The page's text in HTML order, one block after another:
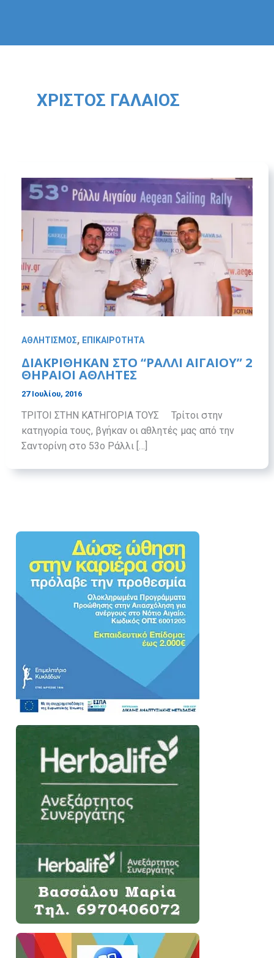
ΧΡΊΣΤΟΣ ΓΑΛΑΊΟΣ
ΑΘΛΗΤΙΣΜΟΣ, ΕΠΙΚΑΙΡΟΤΗΤΑ
ΔΙΑΚΡΙΘΗΚΑΝ ΣΤΟ “ΡΑΛΛΙ ΑΙΓΑΙΟΥ” 2
ΘΗΡΑΙΟΙ ΑΘΛΗΤΕΣ
27 Ιουλίου, 2016
ΤΡΙΤΟΙ ΣΤΗΝ ΚΑΤΗΓΟΡΙΑ ΤΟΥΣ Τρίτοι στην
κατηγορία τους, βγήκαν οι αθλητές μας από την
Σαντορίνη στο 53ο Ράλλι […]